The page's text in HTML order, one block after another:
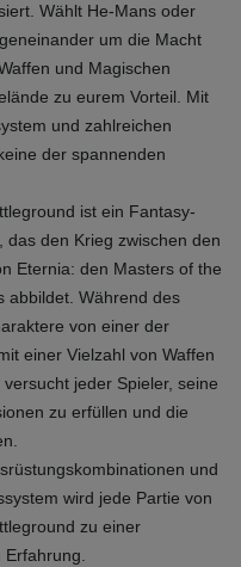
Wählt He-Mans oder
um die Macht
und Magischen
zu eurem Vorteil. Mit
und zahlreichen
der spannenden
ist ein Fantasy-
das den Krieg zwischen den
Eternia: den Masters of the
abbildet. Während des
von einer der
einer Vielzahl von Waffen
jeder Spieler, seine
zu erfüllen und die
und
wird jede Partie von
zu einer
Erfahrung.